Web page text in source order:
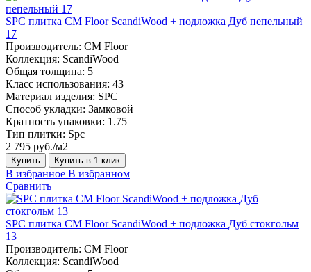
SPC плитка CM Floor ScandiWood + подложка Дуб пепельный
17
Производитель: CM Floor
Коллекция: ScandiWood
Общая толщина: 5
Класс использования: 43
Материал изделия: SPC
Способ укладки: Замковой
Кратность упаковки: 1.75
Тип плитки: Spc
2 795 руб./м2
Купить Купить в 1 клик
В избранное В избранном
Сравнить
SPC плитка CM Floor ScandiWood + подложка Дуб стокгольм
13
Производитель: CM Floor
Коллекция: ScandiWood